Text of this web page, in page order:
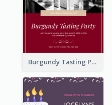
Burgundy Tasting Party Invitation